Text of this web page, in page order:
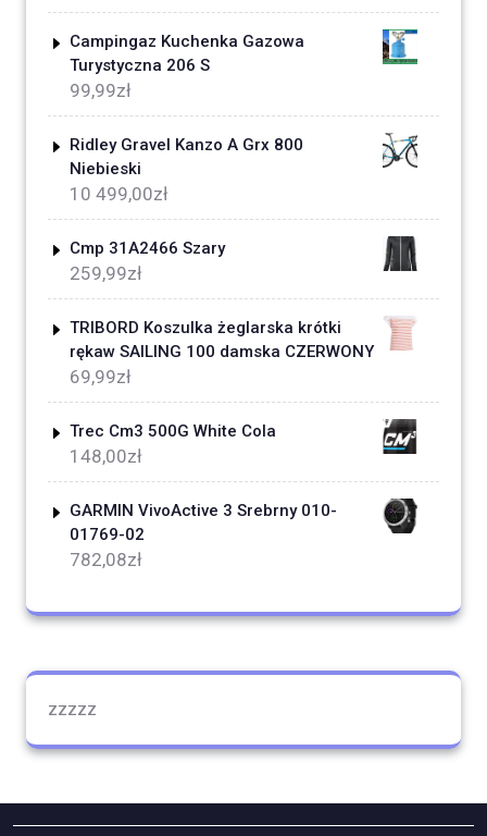
Campingaz Kuchenka Gazowa
Turystyczna 206 S
99,99zł
Ridley Gravel Kanzo A Grx 800
Niebieski
10 499,00zł
Cmp 31A2466 Szary
259,99zł
TRIBORD Koszulka żeglarska krótki
rękaw SAILING 100 damska CZERWONY
69,99zł
Trec Cm3 500G White Cola
148,00zł
GARMIN VivoActive 3 Srebrny 010-
01769-02
782,08zł
zzzzz